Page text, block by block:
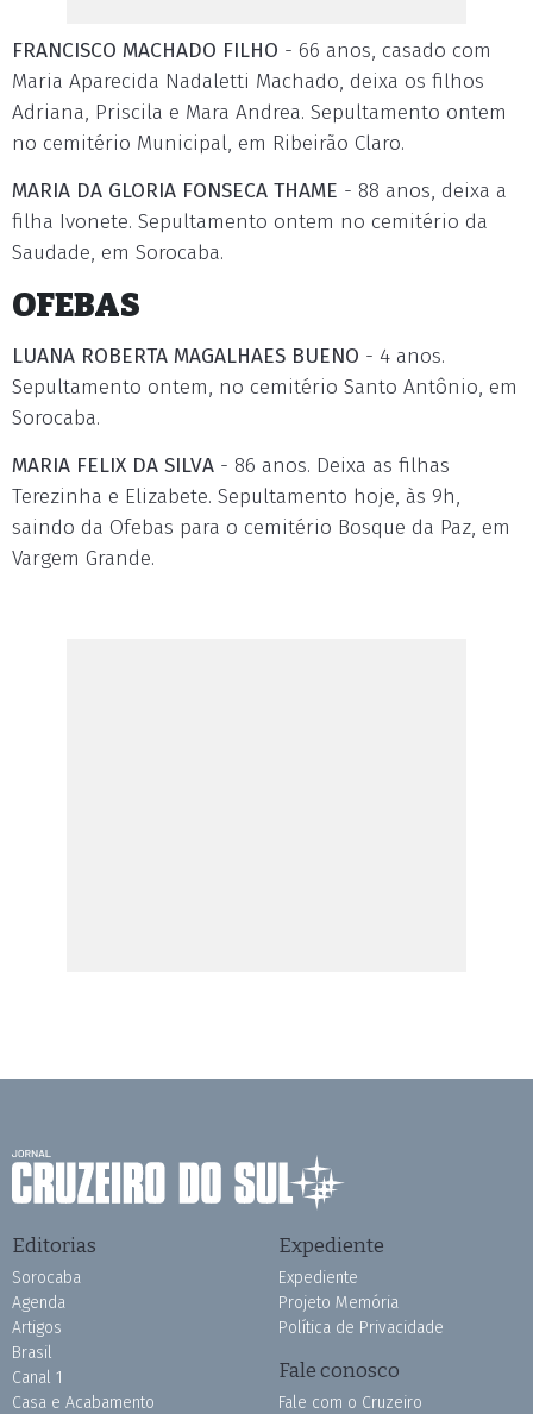
FRANCISCO MACHADO FILHO - 66 anos, casado com
Maria Aparecida Nadaletti Machado, deixa os filhos
Adriana, Priscila e Mara Andrea. Sepultamento ontem
no cemitério Municipal, em Ribeirão Claro.
MARIA DA GLORIA FONSECA THAME - 88 anos, deixa a
filha Ivonete. Sepultamento ontem no cemitério da
Saudade, em Sorocaba.
OFEBAS
LUANA ROBERTA MAGALHAES BUENO - 4 anos.
Sepultamento ontem, no cemitério Santo Antônio, em
Sorocaba.
MARIA FELIX DA SILVA - 86 anos. Deixa as filhas
Terezinha e Elizabete. Sepultamento hoje, às 9h,
saindo da Ofebas para o cemitério Bosque da Paz, em
Vargem Grande.
Editorias
Sorocaba
Agenda
Artigos
Brasil
Canal 1
Casa e Acabamento
Expediente
Expediente
Projeto Memória
Política de Privacidade
Fale conosco
Fale com o Cruzeiro